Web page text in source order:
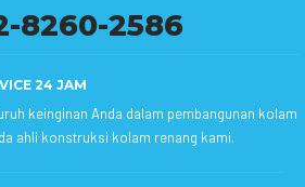
8260-2586
24 JAM
keinginan Anda dalam pembangunan kolam
ahli konstruksi kolam renang kami.